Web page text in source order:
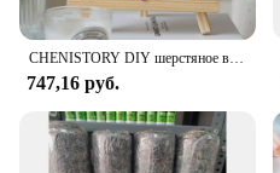
CHENISTORY DIY шерстяное валяние картина с рамкой для вышивки креативные цветы игла шерстяная картина ручной работы для домашнего декора стен
747,16 руб.